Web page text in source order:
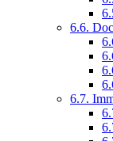
6.6.
6.7.